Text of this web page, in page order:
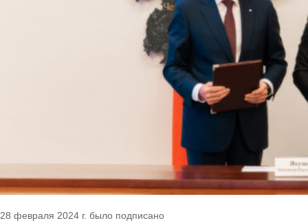
28 февраля 2024 г. было подписано